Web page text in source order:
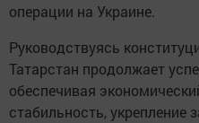
операции на Украине.
Руководствуясь
Татарстан продолжает
обеспечивая
стабильность, укрепление